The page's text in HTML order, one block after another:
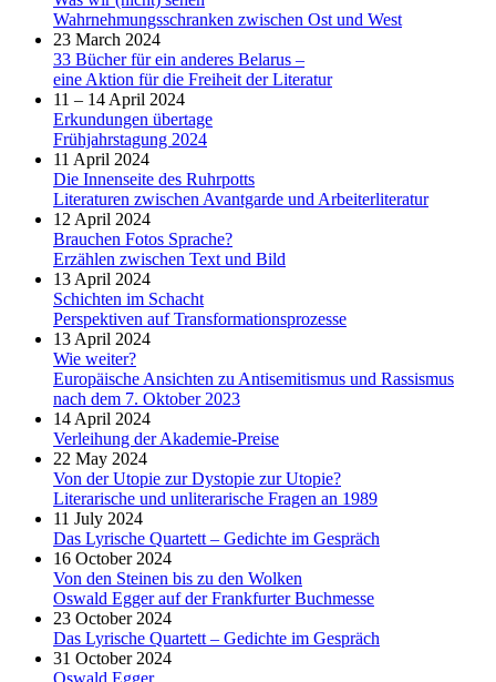
Wahrnehmungsschranken zwischen Ost und West
23 March 2024
33 Bücher für ein anderes Belarus –
eine Aktion für die Freiheit der Literatur
11 – 14 April 2024
Erkundungen übertage
Frühjahrstagung 2024
11 April 2024
Die Innenseite des Ruhrpotts
Literaturen zwischen Avantgarde und Arbeiterliteratur
12 April 2024
Brauchen Fotos Sprache?
Erzählen zwischen Text und Bild
13 April 2024
Schichten im Schacht
Perspektiven auf Transformationsprozesse
13 April 2024
Wie weiter?
Europäische Ansichten zu Antisemitismus und Rassismus
nach dem 7. Oktober 2023
14 April 2024
Verleihung der Akademie-Preise
22 May 2024
Von der Utopie zur Dystopie zur Utopie?
Literarische und unliterarische Fragen an 1989
11 July 2024
Das Lyrische Quartett – Gedichte im Gespräch
16 October 2024
Von den Steinen bis zu den Wolken
Oswald Egger auf der Frankfurter Buchmesse
23 October 2024
Das Lyrische Quartett – Gedichte im Gespräch
31 October 2024
Oswald Egger